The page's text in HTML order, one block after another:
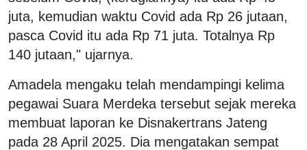
juta, kemudian waktu Covid ada Rp 26 jutaan,
pasca Covid itu ada Rp 71 juta. Totalnya Rp
140 jutaan," ujarnya.
Amadela mengaku telah mendampingi kelima
pegawai Suara Merdeka tersebut sejak mereka
membuat laporan ke Disnakertrans Jateng
pada 28 April 2025. Dia mengatakan sempat